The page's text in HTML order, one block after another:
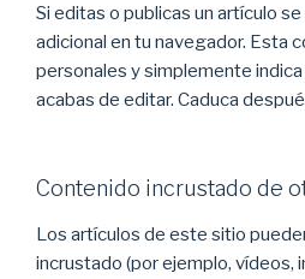
Si editas o publicas un artículo
adicional en tu navegador. Esta
personales y simplemente
acabas de editar. Caduca
Contenido incrustado de
Los artículos de este sitio
incrustado (por ejemplo, vídeos,